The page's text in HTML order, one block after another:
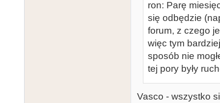
ron: Parę
się odbędzie
forum, z czego
więc tym
sposób nie
tej pory były
Vasco - wszystko